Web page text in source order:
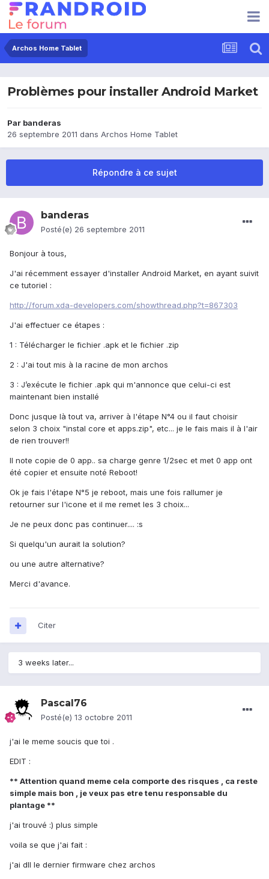
Archos Home Tablet
Problèmes pour installer Android Market
Par banderas
26 septembre 2011 dans Archos Home Tablet
Répondre à ce sujet
banderas
Posté(e) 26 septembre 2011
Bonjour à tous,
J'ai récemment essayer d'installer Android Market, en ayant suivit
ce tutoriel :
http://forum.xda-developers.com/showthread.php?t=867303
J'ai effectuer ce étapes :
1 : Télécharger le fichier .apk et le fichier .zip
2 : J'ai tout mis à la racine de mon archos
3 : J’exécute le fichier .apk qui m'annonce que celui-ci est
maintenant bien installé
Donc jusque là tout va, arriver à l'étape N°4 ou il faut choisir
selon 3 choix "instal core et apps.zip", etc... je le fais mais il à l'air
de rien trouver!!
Il note copie de 0 app.. sa charge genre 1/2sec et met 0 app ont
été copier et ensuite noté Reboot!
Ok je fais l'étape N°5 je reboot, mais une fois rallumer je
retourner sur l'icone et il me remet les 3 choix...
Je ne peux donc pas continuer.... :s
Si quelqu'un aurait la solution?
ou une autre alternative?
Merci d'avance.
Citer
3 weeks later...
Pascal76
Posté(e) 13 octobre 2011
j'ai le meme soucis que toi .
EDIT :
** Attention quand meme cela comporte des risques , ca reste
simple mais bon , je veux pas etre tenu responsable du
plantage **
j'ai trouvé :) plus simple
voila se que j'ai fait :
j'ai dll le dernier firmware chez archos